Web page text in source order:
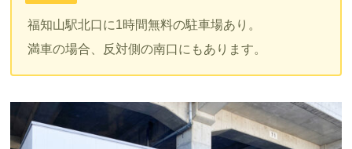
福知山駅北口に1時間無料の駐車場あり。
満車の場合、反対側の南口にもあります。